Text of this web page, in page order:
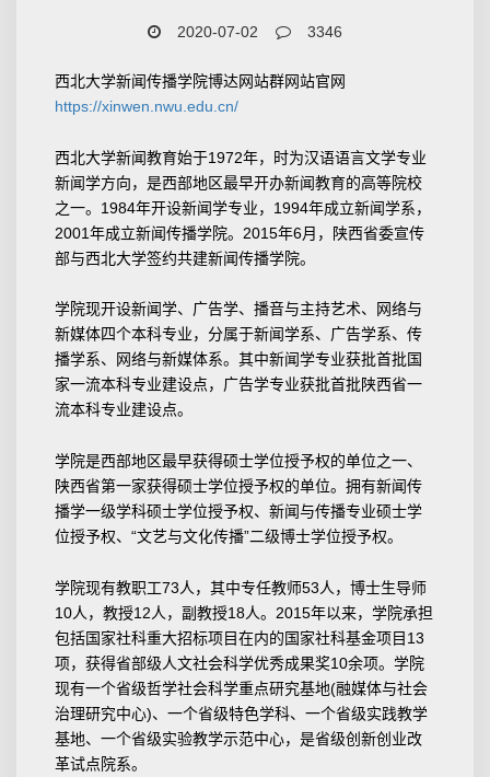
2020-07-02 3346
西北大学新闻传播学院博达网站群网站官网
https://xinwen.nwu.edu.cn/
西北大学新闻教育始于1972年，时为汉语语言文学专业
新闻学方向，是西部地区最早开办新闻教育的高等院校
之一。1984年开设新闻学专业，1994年成立新闻学系，
2001年成立新闻传播学院。2015年6月，陕西省委宣传
部与西北大学签约共建新闻传播学院。
学院现开设新闻学、广告学、播音与主持艺术、网络与
新媒体四个本科专业，分属于新闻学系、广告学系、传
播学系、网络与新媒体系。其中新闻学专业获批首批国
家一流本科专业建设点，广告学专业获批首批陕西省一
流本科专业建设点。
学院是西部地区最早获得硕士学位授予权的单位之一、
陕西省第一家获得硕士学位授予权的单位。拥有新闻传
播学一级学科硕士学位授予权、新闻与传播专业硕士学
位授予权、“文艺与文化传播”二级博士学位授予权。
学院现有教职工73人，其中专任教师53人，博士生导师
10人，教授12人，副教授18人。2015年以来，学院承担
包括国家社科重大招标项目在内的国家社科基金项目13
项，获得省部级人文社会科学优秀成果奖10余项。学院
现有一个省级哲学社会科学重点研究基地(融媒体与社会
治理研究中心)、一个省级特色学科、一个省级实践教学
基地、一个省级实验教学示范中心，是省级创新创业改
革试点院系。